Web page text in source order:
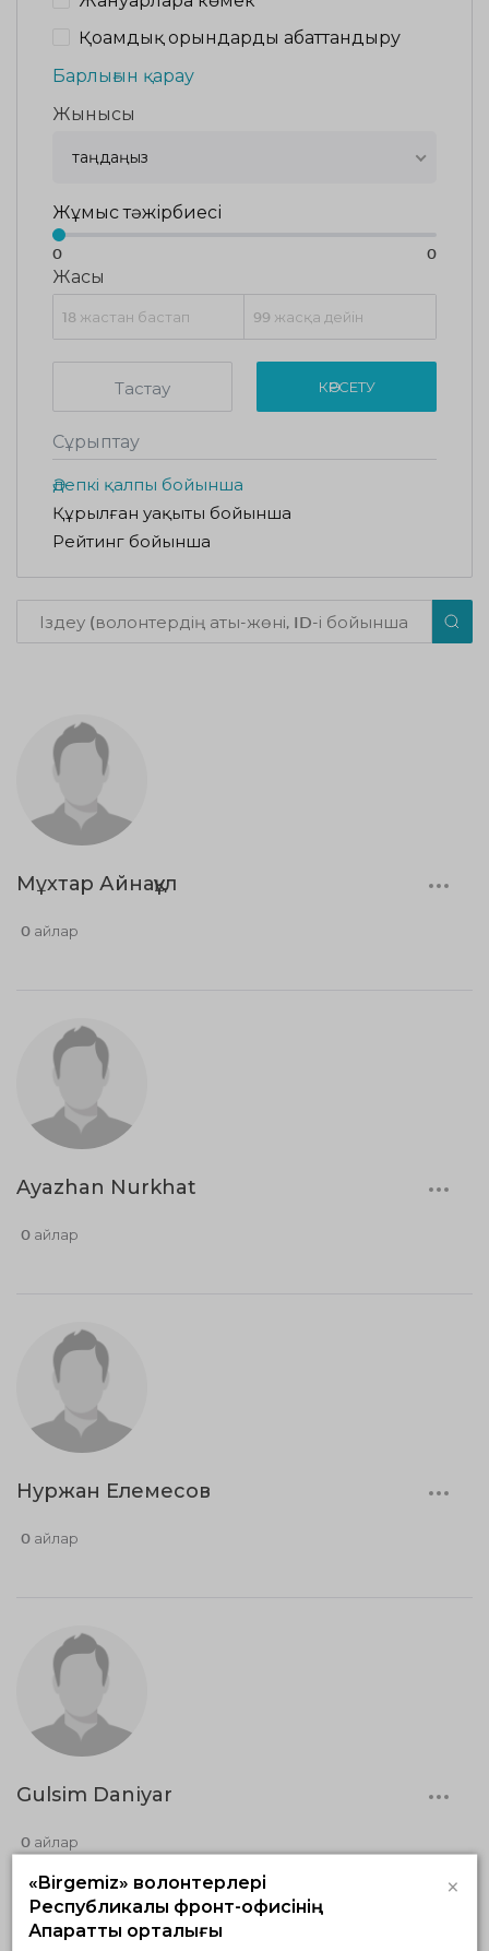
Қоғамдық орындарды абаттандыру
Барлығын қарау
Жынысы
таңдаңыз
Жұмыс тәжірбиесі
0 0
Жасы
Тастау КӨРСЕТУ
Сұрыптау
Әдепкі қалпы бойынша
Құрылған уақыты бойынша
Рейтинг бойынша
Мұхтар Айнақұл
0 айлар
Ayazhan Nurkhat
0 айлар
Нуржан Елемесов
0 айлар
Gulsim Daniyar
0 айлар
«Birgemiz» волонтерлері
Республикалық фронт-офисінің
Ақпараттық орталығы
×